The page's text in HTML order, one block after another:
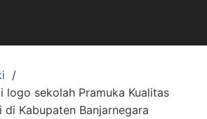
logo sekolah Pramuka Kualitas
di Kabupaten Banjarnegara